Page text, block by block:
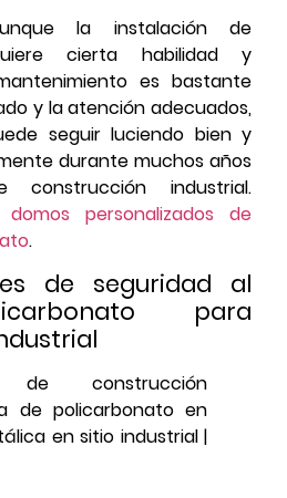
la instalación de
cierta habilidad y
es bastante
y la atención adecuados,
seguir luciendo bien y
durante muchos años
industrial.
personalizados de
.
de seguridad al
para